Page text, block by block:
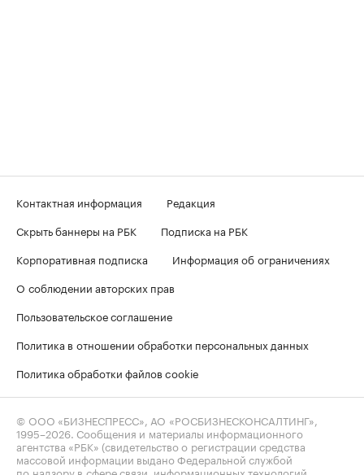
Контактная информация
Редакция
Скрыть баннеры на РБК
Подписка на РБК
Корпоративная подписка
Информация об ограничениях
О соблюдении авторских прав
Пользовательское соглашение
Политика в отношении обработки персональных данных
Политика обработки файлов cookie
© ООО «БИЗНЕСПРЕСС», АО «РОСБИЗНЕСКОНСАЛТИНГ»,
1995–2026. Сообщения и материалы информационного
агентства «РБК» (свидетельство о регистрации средства
массовой информации выдано Федеральной службой